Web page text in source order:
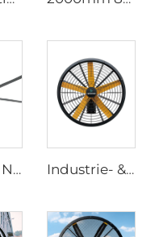
6 Klingen Neues Design Kommerzieller Deckenventilator mit AC-Motor Industrie- & Gewerblich Hochgeschwindigkeit 0,9m 1,2m Wandmontage Großer Ventilator